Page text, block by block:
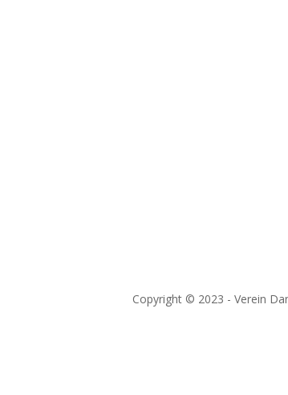
Copyright © 2023 - Verein